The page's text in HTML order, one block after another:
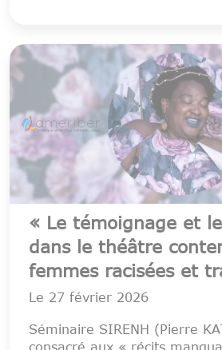
« Le témoignage et
dans le théâtre
femmes racisées et
Le 27 février 2026
Séminaire SIRENH (Pierre